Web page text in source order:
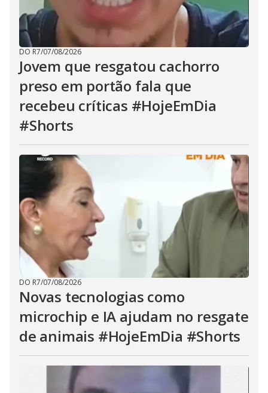
DO R7/07/08/2026
Jovem que resgatou cachorro
preso em portão fala que
recebeu críticas #HojeEmDia
#Shorts
DO R7/07/08/2026
Novas tecnologias como
microchip e IA ajudam no resgate
de animais #HojeEmDia #Shorts